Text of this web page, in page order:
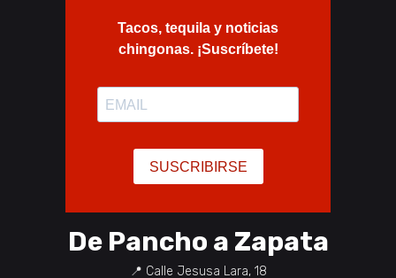
De Pancho a Zapata
📍 Calle Jesusa Lara, 18